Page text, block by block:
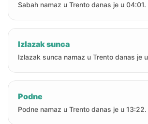
Sabah namaz u Trento danas je u 04:01.
Izlazak sunca
Izlazak sunca namaz u Trento danas je
Podne
Podne namaz u Trento danas je u 13:22.